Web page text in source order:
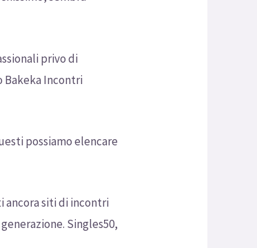
privo di
Bakeka Incontri
possiamo elencare
ancora siti di incontri
Singles50,